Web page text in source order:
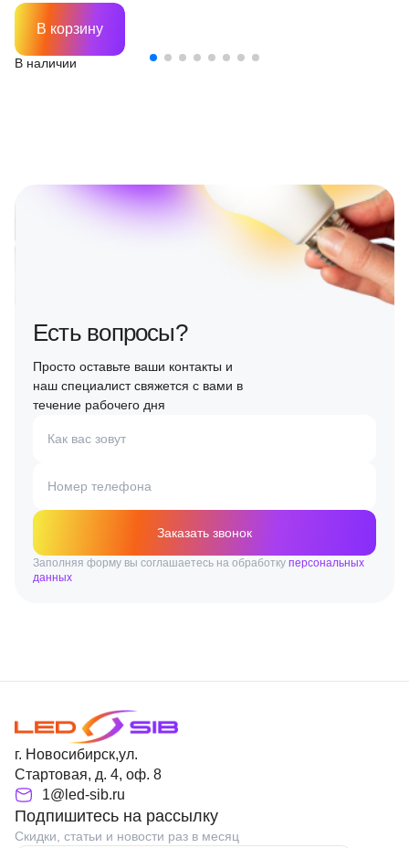
В наличии
В корзину
Есть вопросы?
Просто оставьте ваши контакты и
наш специалист свяжется с вами в
течение рабочего дня
Как вас зовут
Номер телефона
Заказать звонок
Заполняя форму вы соглашаетесь на обработку персональных
данных
г. Новосибирск,ул.
Стартовая, д. 4, оф. 8
1@led-sib.ru
Подпишитесь на рассылку
Скидки, статьи и новости раз в месяц